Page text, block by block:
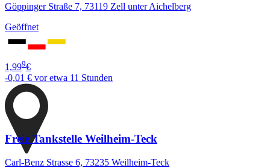
Göppinger Straße 7, 73119 Zell unter Aichelberg
Geöffnet
1,999€
-0,01 € vor etwa 11 Stunden
Freie Tankstelle Weilheim-Teck
Carl-Benz Strasse 6, 73235 Weilheim-Teck